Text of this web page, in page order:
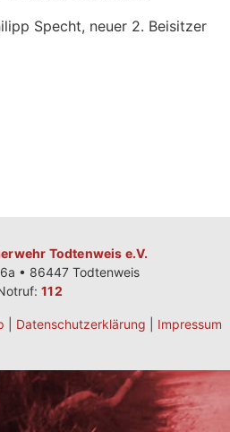
Specht, neuer 2. Beisitzer
Todtenweis e.V.
• 86447 Todtenweis
112
Datenschutzerklärung Impressum